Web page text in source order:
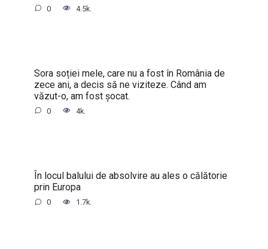
0 4.5k.
Sora soției mele, care nu a fost în România de
zece ani, a decis să ne viziteze. Când am
văzut-o, am fost șocat.
0 4k.
În locul balului de absolvire au ales o călătorie
prin Europa
0 1.7k.